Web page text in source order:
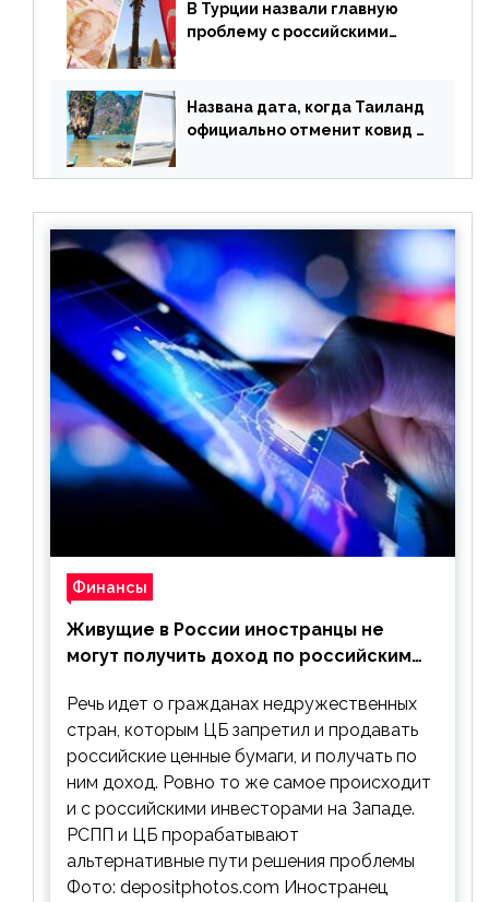
В Турции назвали главную
проблему с российскими
Названа дата, когда Таиланд
официально отменит ковид и
Финансы
Живущие в России иностранцы не
могут получить доход по российским
Речь идет о гражданах недружественных
стран, которым ЦБ запретил и продавать
российские ценные бумаги, и получать по
ним доход. Ровно то же самое происходит
и с российскими инвесторами на Западе.
РСПП и ЦБ прорабатывают
альтернативные пути решения проблемы
Фото: depositphotos.com Иностранец